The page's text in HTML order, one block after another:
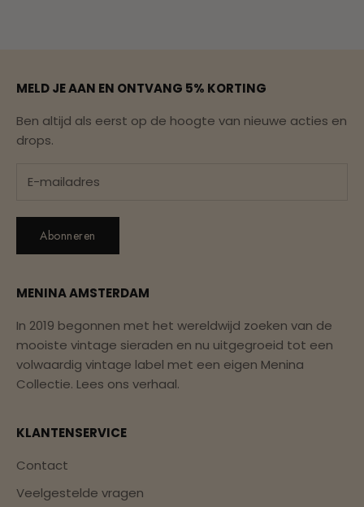
MELD JE AAN EN ONTVANG 5% KORTING
Ben altijd als eerst op de hoogte van nieuwe acties en
drops.
Abonneren
MENINA AMSTERDAM
In 2019 begonnen met het wereldwijd zoeken van de
mooiste vintage sieraden en nu uitgegroeid tot een
volwaardig vintage label met een eigen Menina
Collectie. Lees ons verhaal.
KLANTENSERVICE
Contact
Veelgestelde vragen